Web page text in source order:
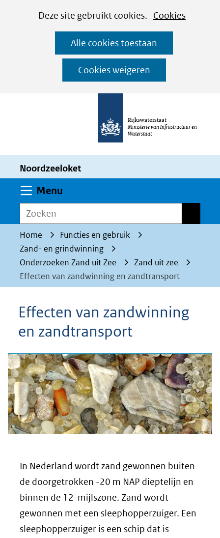
CookiesDeze site gebruikt cookies. Cookies
worden
toegestaan
geweigerd.
Alle cookies toestaan
Cookies weigeren
Ga
naar
de
inhoud
Rijkswaterstaat
Ministerie van Infrastructuur en
Waterstaat
Noordzeeloket
Menu
Zoeken
Home
Functies en gebruik
Zand- en grindwinning
Onderzoeken Zand uit Zee
Zand uit zee
Effecten van zandwinning en zandtransport
Effecten van zandwinning
en zandtransport
In Nederland wordt zand gewonnen buiten
de doorgetrokken -20 m NAP dieptelijn en
binnen de 12-mijlszone. Zand wordt
gewonnen met een sleephopperzuiger. Een
sleephopperzuiger is een schip dat is